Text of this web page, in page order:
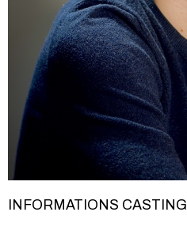
INFORMATIONS CASTING